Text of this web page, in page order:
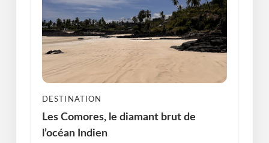
DESTINATION
Les Comores, le diamant brut de
l’océan Indien